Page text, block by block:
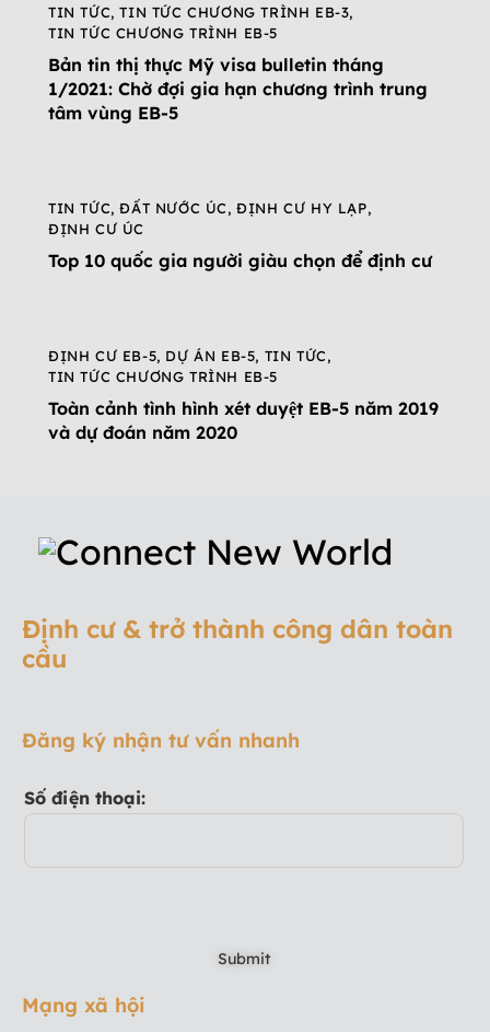
TIN TỨC,TIN TỨC CHƯƠNG TRÌNH EB-3,
TIN TỨC CHƯƠNG TRÌNH EB-5
Bản tin thị thực Mỹ visa bulletin tháng
1/2021: Chờ đợi gia hạn chương trình trung
tâm vùng EB-5
TIN TỨC,ĐẤT NƯỚC ÚC,ĐỊNH CƯ HY LẠP,
ĐỊNH CƯ ÚC
Top 10 quốc gia người giàu chọn để định cư
ĐỊNH CƯ EB-5, DỰ ÁN EB-5, TIN TỨC,
TIN TỨC CHƯƠNG TRÌNH EB-5
Toàn cảnh tình hình xét duyệt EB-5 năm 2019
và dự đoán năm 2020
Định cư & trở thành công dân toàn
cầu
Đăng ký nhận tư vấn nhanh
Số điện thoại:
Mạng xã hội